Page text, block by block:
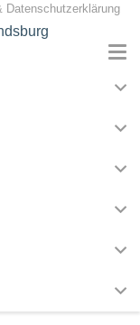
Datenschutzerklärung